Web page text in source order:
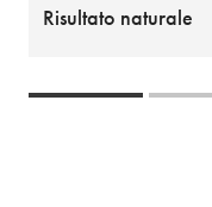
Risultato naturale